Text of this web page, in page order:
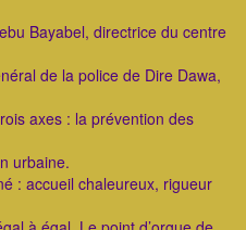
Bayabel, directrice du centre
de la police de Dire Dawa,
axes : la prévention des
urbaine.
: accueil chaleureux, rigueur